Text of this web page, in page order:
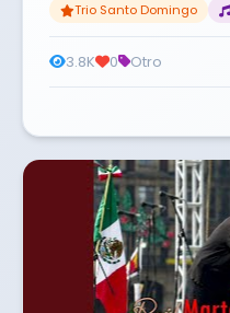
Trio Santo Domingo
3.8K 0 Otro